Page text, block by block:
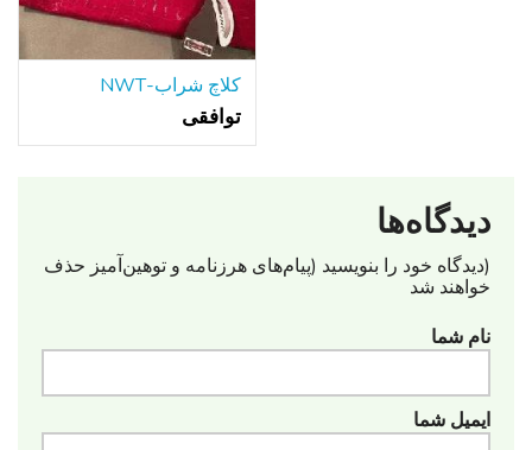
کلاچ شراب-NWT
توافقی
دیدگاه‌ها
(دیدگاه خود را بنویسید (پیام‌های هرزنامه‌ و توهین‌آمیز حذف
خواهند شد
نام شما
ایمیل شما